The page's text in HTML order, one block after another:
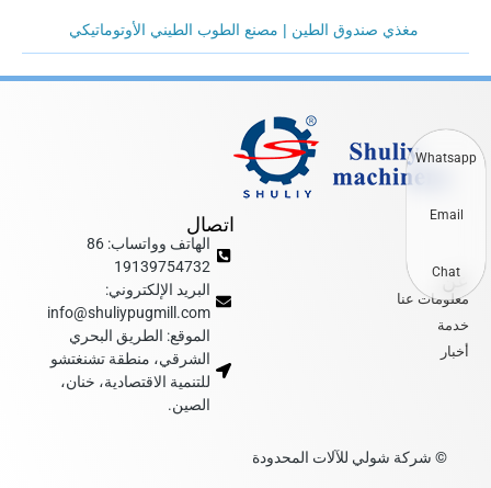
مغذي صندوق الطين | مصنع الطوب الطيني الأوتوماتيكي
عن
معلومات عنا
خدمة
أخبار
اتصال
الهاتف وواتساب: 86
19139754732
البريد الإلكتروني:
info@shuliypugmill.com
الموقع: الطريق البحري
الشرقي، منطقة تشنغتشو
للتنمية الاقتصادية، خنان،
الصين.
© شركة شولي للآلات المحدودة
Whatsapp
Email
Chat